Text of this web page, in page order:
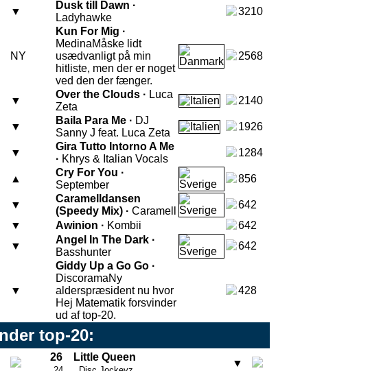
▼
Dusk till Dawn ·
Ladyhawke
3210
NY
Kun For Mig ·
MedinaMåske lidt
usædvanligt på min
hitliste, men der er noget
ved den der fænger.
2568
▼
Over the Clouds · Luca
Zeta
2140
▼
Baila Para Me · DJ
Sanny J feat. Luca Zeta
1926
▼
Gira Tutto Intorno A Me
· Khrys & Italian Vocals
1284
▲
Cry For You ·
September
856
▼
Caramelldansen
(Speedy Mix) · Caramell
642
▼ Awinion · Kombii
642
▼
Angel In The Dark ·
Basshunter
642
▼
Giddy Up a Go Go ·
DiscoramaNy
alderspræsident nu hvor
Hej Matematik forsvinder
ud af top-20.
428
top-20:
26 Little Queen
▼